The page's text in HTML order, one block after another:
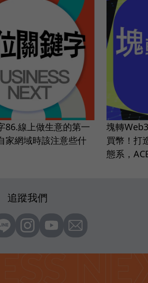
86.線上做生意的第一
家網域時該注意些什
塊轉
買幣！打
態系，
追蹤我們